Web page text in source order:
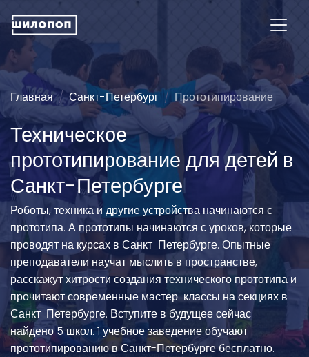
Главная Санкт-Петербург Прототипирование
Техническое
прототипирование для детей в
Санкт-Петербурге
Роботы, техника и другие устройства начинаются с
прототипа. А прототипы начинаются с уроков, которые
проводят на курсах в Санкт-Петербурге. Опытные
преподаватели научат мыслить в пространстве,
расскажут хитрости создания технического прототипа и
прочитают современные мастер-классы на секциях в
Санкт-Петербурге. Вступите в будущее сейчас –
найдено 5 школ. 1 учебное заведение обучают
прототипированию в Санкт-Петербурге бесплатно.